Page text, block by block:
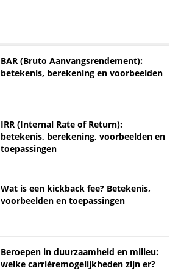
BAR (Bruto Aanvangsrendement):
betekenis, berekening en voorbeelden
IRR (Internal Rate of Return):
betekenis, berekening, voorbeelden en
toepassingen
Wat is een kickback fee? Betekenis,
voorbeelden en toepassingen
Beroepen in duurzaamheid en milieu:
welke carrièremogelijkheden zijn er?